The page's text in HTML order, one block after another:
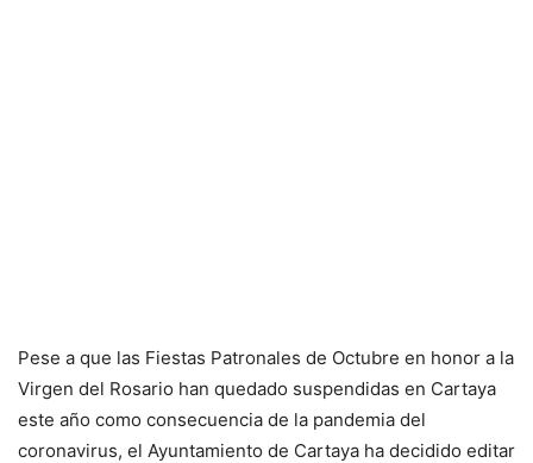
Pese a que las Fiestas Patronales de Octubre en honor a la
Virgen del Rosario han quedado suspendidas en Cartaya
este año como consecuencia de la pandemia del
coronavirus, el Ayuntamiento de Cartaya ha decidido editar